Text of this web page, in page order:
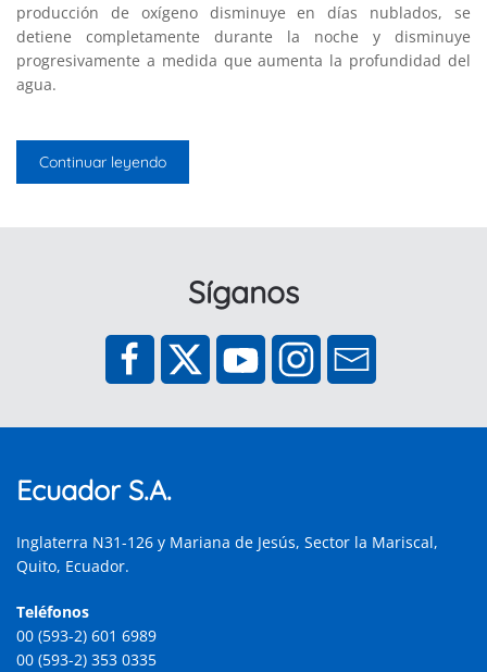
producción de oxígeno disminuye en días nublados, se
detiene completamente durante la noche y disminuye
progresivamente a medida que aumenta la profundidad del
agua.
Continuar leyendo
Síganos
Ecuador S.A.
Inglaterra N31-126 y Mariana de Jesús, Sector la Mariscal,
Quito, Ecuador.
Teléfonos
00 (593-2) 601 6989
00 (593-2) 353 0335